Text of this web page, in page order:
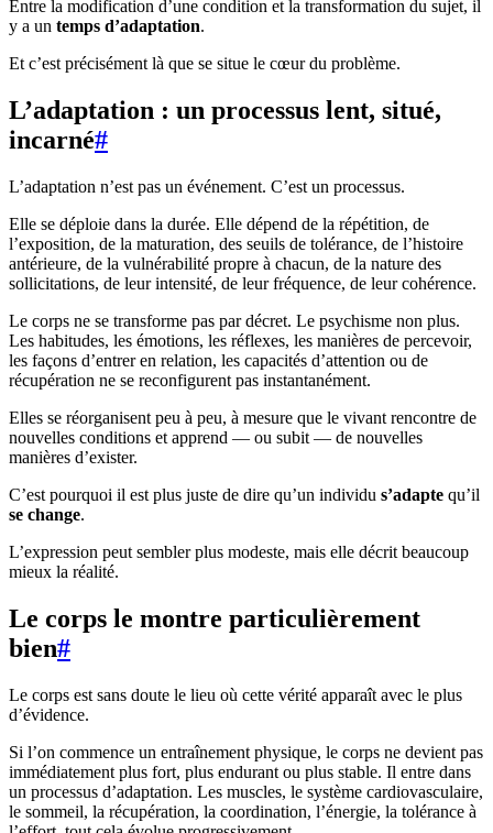
Entre la modification d’une condition et la transformation du sujet, il
y a un temps d’adaptation.
Et c’est précisément là que se situe le cœur du problème.
L’adaptation : un processus lent, situé,
incarné#
L’adaptation n’est pas un événement. C’est un processus.
Elle se déploie dans la durée. Elle dépend de la répétition, de
l’exposition, de la maturation, des seuils de tolérance, de l’histoire
antérieure, de la vulnérabilité propre à chacun, de la nature des
sollicitations, de leur intensité, de leur fréquence, de leur cohérence.
Le corps ne se transforme pas par décret. Le psychisme non plus.
Les habitudes, les émotions, les réflexes, les manières de percevoir,
les façons d’entrer en relation, les capacités d’attention ou de
récupération ne se reconfigurent pas instantanément.
Elles se réorganisent peu à peu, à mesure que le vivant rencontre de
nouvelles conditions et apprend — ou subit — de nouvelles
manières d’exister.
C’est pourquoi il est plus juste de dire qu’un individu s’adapte qu’il
se change.
L’expression peut sembler plus modeste, mais elle décrit beaucoup
mieux la réalité.
Le corps le montre particulièrement
bien#
Le corps est sans doute le lieu où cette vérité apparaît avec le plus
d’évidence.
Si l’on commence un entraînement physique, le corps ne devient pas
immédiatement plus fort, plus endurant ou plus stable. Il entre dans
un processus d’adaptation. Les muscles, le système cardiovasculaire,
le sommeil, la récupération, la coordination, l’énergie, la tolérance à